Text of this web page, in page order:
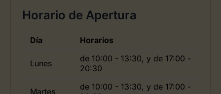
Horario de Apertura
Día Horarios
Lunes
de 10:00 - 13:30, y de 17:00 -
20:30
Martes
de 10:00 - 13:30, y de 17:00 -